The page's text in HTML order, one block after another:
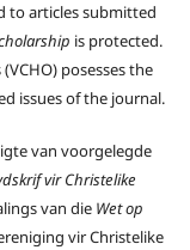
to articles submitted
is protected.
posesses the
issues of the journal.
van voorgelegde
vir Christelike
van dieWet op
vir Christelike